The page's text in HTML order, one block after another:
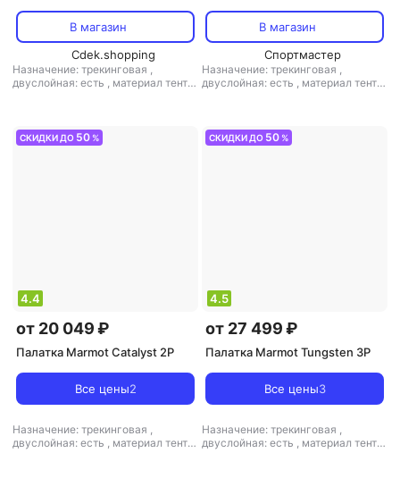
В магазин
Cdek.shopping
Назначение: трекинговая ,
двуслойная: есть , материал тента:
В магазин
Спортмастер
Назначение: трекинговая ,
двуслойная: есть , материал тента:
СКИДКИ ДО 50 %
4.4
от 20 049 ₽
Палатка Marmot Catalyst 2P
Все цены2
Назначение: трекинговая ,
двуслойная: есть , материал тента:
СКИДКИ ДО 50 %
4.5
от 27 499 ₽
Палатка Marmot Tungsten 3P
Все цены3
Назначение: трекинговая ,
двуслойная: есть , материал тента: